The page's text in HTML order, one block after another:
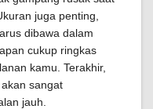
juga penting,
dibawa dalam
cukup ringkas
kamu. Terakhir,
sangat
jauh.